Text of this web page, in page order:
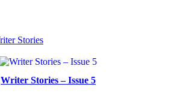
Writer Stories – Issue 5